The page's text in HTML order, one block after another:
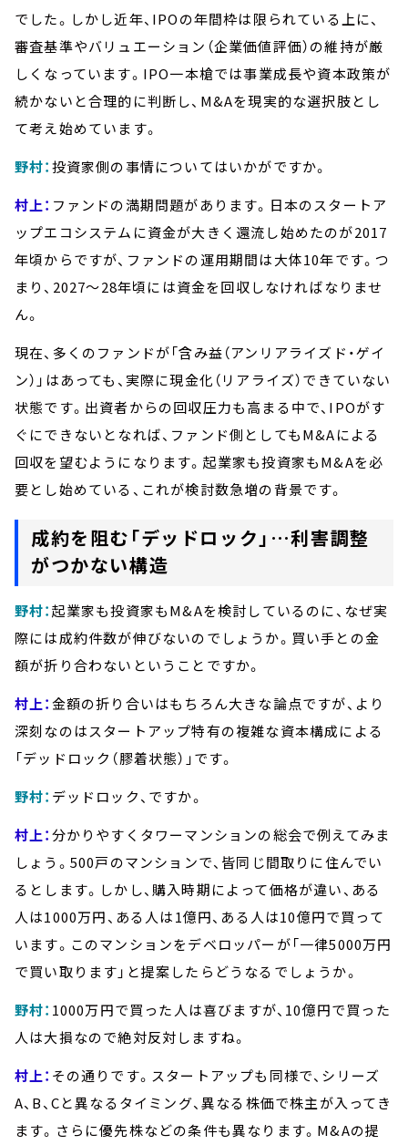
でした。しかし近年、IPOの年間枠は限られている上に、
審査基準やバリュエーション（企業価値評価）の維持が厳
しくなっています。IPO一本槍では事業成長や資本政策が
続かないと合理的に判断し、M&Aを現実的な選択肢とし
て考え始めています。
野村：投資家側の事情についてはいかがですか。
村上： ファンドの満期問題があります。日本のスタートア
ップエコシステムに資金が大きく還流し始めたのが2017
年頃からですが、ファンドの運用期間は大体10年です。つ
まり、2027～28年頃には資金を回収しなければなりませ
ん。
現在、多くのファンドが「含み益（アンリアライズド・ゲイ
ン）」はあっても、実際に現金化（リアライズ）できていない
状態です。出資者からの回収圧力も高まる中で、IPOがす
ぐにできないとなれば、ファンド側としてもM&Aによる
回収を望むようになります。起業家も投資家もM&Aを必
要とし始めている、これが検討数急増の背景です。
成約を阻む「デッドロック」…利害調整
がつかない構造
野村：起業家も投資家もM&Aを検討しているのに、なぜ実
際には成約件数が伸びないのでしょうか。買い手との金
額が折り合わないということですか。
村上：金額の折り合いはもちろん大きな論点ですが、より
深刻なのはスタートアップ特有の複雑な資本構成による
「デッドロック（膠着状態）」です。
野村： デッドロック、ですか。
村上：分かりやすくタワーマンションの総会で例えてみま
しょう。500戸のマンションで、皆同じ間取りに住んでい
るとします。しかし、購入時期によって価格が違い、ある
人は1000万円、ある人は1億円、ある人は10億円で買って
います。このマンションをデベロッパーが「一律5000万円
で買い取ります」と提案したらどうなるでしょうか。
野村： 1000万円で買った人は喜びますが、10億円で買った
人は大損なので絶対反対しますね。
村上： その通りです。スタートアップも同様で、シリーズ
A、B、Cと異なるタイミング、異なる株価で株主が入ってき
ます。さらに優先株などの条件も異なります。M&Aの提